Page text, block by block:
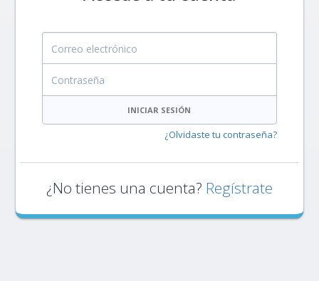
Correo electrónico
INICIAR SESIÓN
¿Olvidaste tu contraseña?
¿No tienes una cuenta? Regístrate